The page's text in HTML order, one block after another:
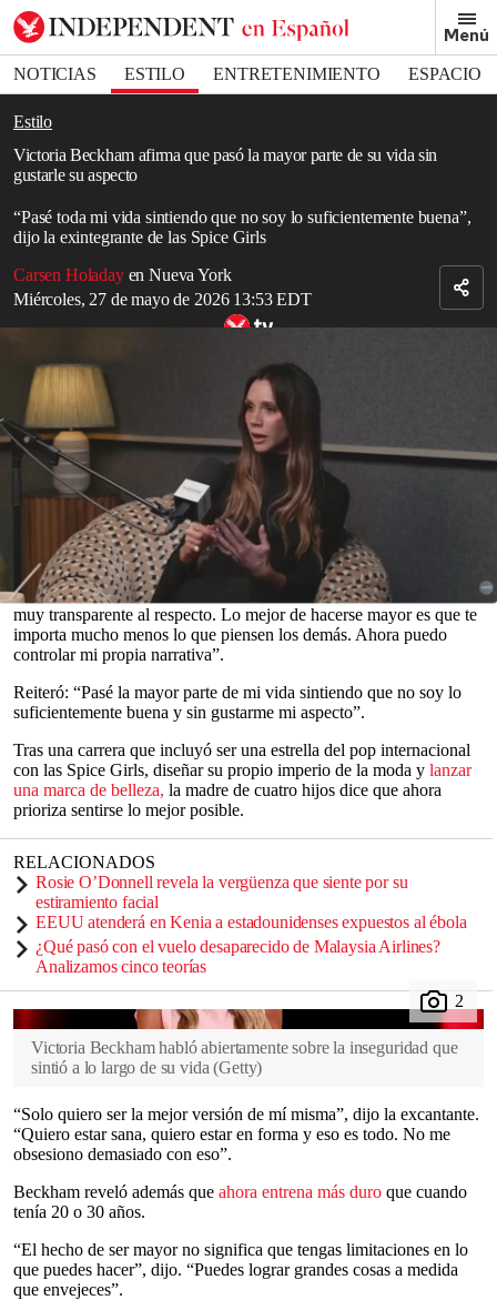
Menú
NOTICIAS ESTILO ENTRETENIMIENTO
ESPACIO
DEPORTES
Estilo
Victoria Beckham afirma que pasó la mayor parte de su vida sin
gustarle su aspecto
“Pasé toda mi vida sintiendo que no soy lo suficientemente buena”,
dijo la exintegrante de las Spice Girls
Carsen Holaday en Nueva York
Miércoles, 27 de mayo de 2026 13:53 EDT
Bookmark popover
Removed from bookmarks
Close popover
seconds
seconds
Read in English
Según una reciente entrevista, todo el mundo se siente inseguro a
veces, incluso Posh Spice.
Victoria Beckham, de 52 años, habló abiertamente sobre cómo el
envejecimiento cambió su relación con la inseguridad y la imagen
corporal en una entrevista conThe Times publicada el miércoles.
“Pasé toda mi vida sintiendo que no soy lo suficientemente buena”,
declaró lamagnate de la moda
al periódico británico. “Siempre fui
muy transparente al respecto. Lo mejor de hacerse mayor es que te
importa mucho menos lo que piensen los demás. Ahora puedo
controlar mi propia narrativa”.
Reiteró: “Pasé la mayor parte de mi vida sintiendo que no soy lo
suficientemente buena y sin gustarme mi aspecto”.
Tras una carrera que incluyó ser una estrella del pop internacional
con las Spice Girls, diseñar su propio imperio de la moda y lanzar
una marca de belleza, la madre de cuatro hijos dice que ahora
prioriza sentirse lo mejor posible.
RELACIONADOS
Rosie O’Donnell revela la vergüenza que siente por su
estiramiento facial
EEUU atenderá en Kenia a estadounidenses expuestos al ébola
¿Qué pasó con el vuelo desaparecido de Malaysia Airlines?
Analizamos cinco teorías
Victoria Beckham habló abiertamente sobre la inseguridad que
sintió a lo largo de su vida (Getty)
“Solo quiero ser la mejor versión de mí misma”, dijo la excantante.
“Quiero estar sana, quiero estar en forma y eso es todo. No me
obsesiono demasiado con eso”.
Beckham reveló además que ahora entrena más duro que cuando
tenía 20 o 30 años.
“El hecho de ser mayor no significa que tengas limitaciones en lo
que puedes hacer”, dijo. “Puedes lograr grandes cosas a medida
que envejeces”.